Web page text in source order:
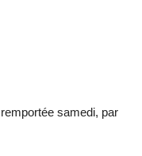
samedi, par